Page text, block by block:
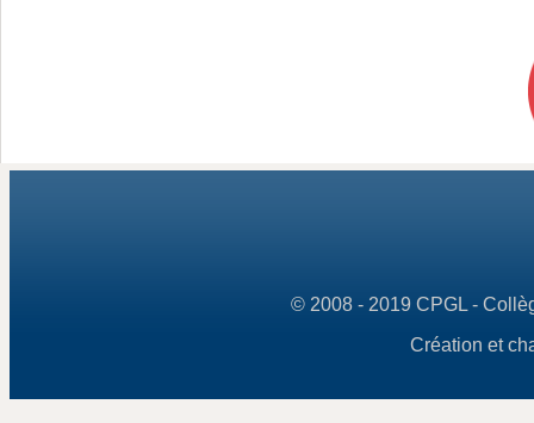
© 2008 - 2019 CPGL -
Création et